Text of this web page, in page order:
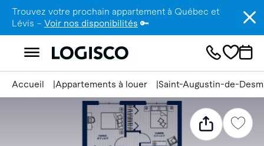
Trouvez votre prochain appartement à Québec et
Lévis – Voir nos disponibilités 🔑
Accueil Appartements à louer Saint-Augustin-de-